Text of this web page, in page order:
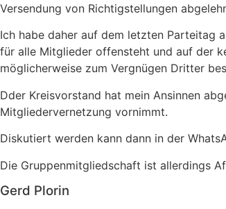
Versendung von Richtigstellungen
Ich habe daher auf dem letzten Parteitag
für alle Mitglieder offensteht und auf der
möglicherweise zum Vergnügen Dritter
Dder Kreisvorstand hat mein Ansinnen
Mitgliedervernetzung vornimmt.
Diskutiert werden kann dann in der
Die Gruppenmitgliedschaft ist allerdings
Gerd Plorin